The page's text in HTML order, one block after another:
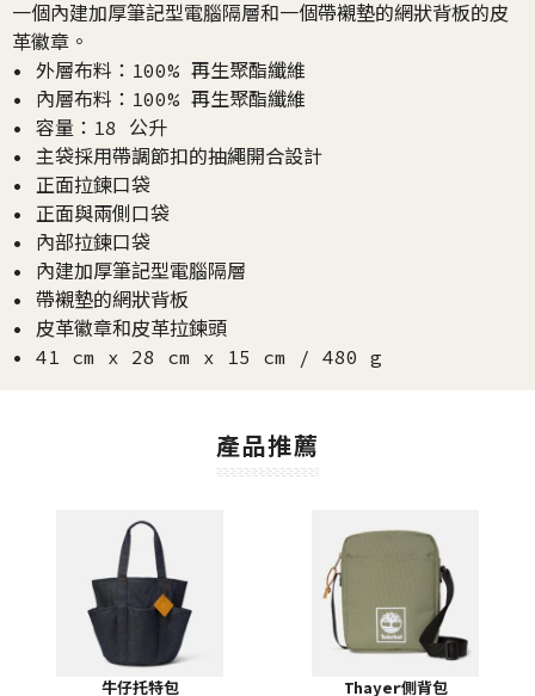
一個內建加厚筆記型電腦隔層和一個帶襯墊的網狀背板的皮
革徽章。
• 外層布料：100% 再生聚酯纖維
• 內層布料：100% 再生聚酯纖維
• 容量：18 公升
• 主袋採用帶調節扣的抽繩開合設計
• 正面拉鍊口袋
• 正面與兩側口袋
• 內部拉鍊口袋
• 內建加厚筆記型電腦隔層
• 帶襯墊的網狀背板
• 皮革徽章和皮革拉鍊頭
• 41 cm x 28 cm x 15 cm / 480 g
產品推薦
牛仔托特包
Thayer側背包